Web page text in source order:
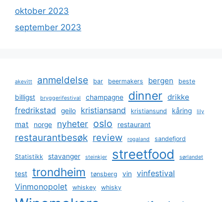
oktober 2023
september 2023
akevitt anmeldelse bar beermakers bergen beste
billigst bryggerifestival champagne dinner drikke
fredrikstad geilo kristiansand kristiansund kåring lily
mat norge nyheter oslo restaurant
restaurantbesøk review rogaland sandefjord
Statistikk stavanger steinkjer streetfood sørlandet
test trondheim tønsberg vin
vinfestival
Vinmonopolet
whiskey whisky